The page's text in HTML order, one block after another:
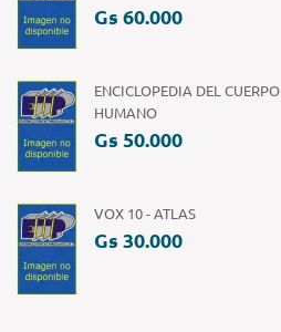
Gs 60.000
ENCICLOPEDIA DEL CUERPO
HUMANO
Gs 50.000
VOX 10 - ATLAS
Gs 30.000